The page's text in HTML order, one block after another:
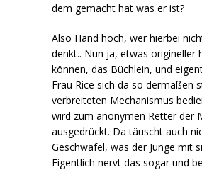
dem gemacht hat was er ist?
Also Hand hoch, wer hierbei
denkt.. Nun ja, etwas origineller
können, das Büchlein, und
Frau Rice sich da so dermaßen
verbreiteten Mechanismus
wird zum anonymen Retter der
ausgedrückt. Da täuscht auch
Geschwafel, was der Junge mit
Eigentlich nervt das sogar und